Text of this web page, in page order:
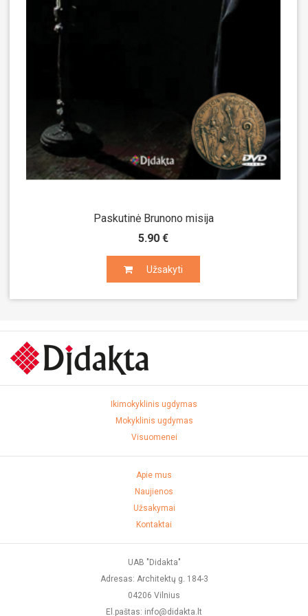
Paskutinė Brunono misija
5.90 €
Užsakyti
Užsakyti
Ikimokyklinis ugdymas
Mokyklinis ugdymas
Visuomenei
Apie mus
Naujienos
Užsakymai
Kontaktai
UAB "Didakta"
Adresas: Architektų g. 184-3
04206 Vilnius
El.paštas: info@didakta.lt